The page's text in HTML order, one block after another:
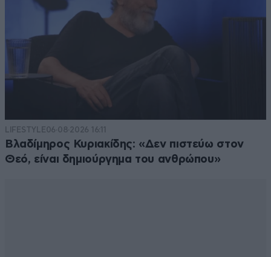
LIFESTYLE06·08·2026 16:11
Βλαδίμηρος Κυριακίδης: «Δεν πιστεύω στον
Θεό, είναι δημιούργημα του ανθρώπου»